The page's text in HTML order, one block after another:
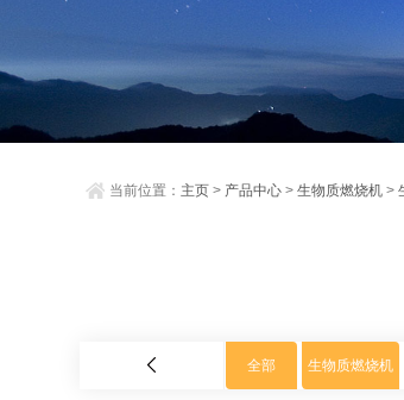
当前位置： 主页 > 产品中心 >生物质燃烧机 >
全部 生物质燃烧机